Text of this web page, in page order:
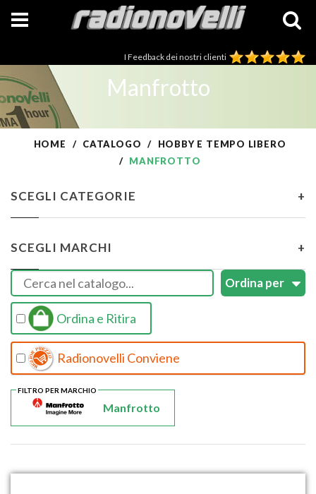
I Feedback dei nostri clienti
Manfrotto
HOME CATALOGO
HOBBY E TEMPO LIBERO
MANFROTTO
SCEGLI CATEGORIE +
SCEGLI MARCHI +
Ordina e Ritira
Radionovelli Conviene
Manfrotto
FILTRO PER MARCHIO